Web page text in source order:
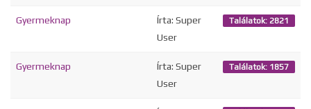
Gyermeknap
Írta: Super
User
Találatok: 2821
Gyermeknap
Írta: Super
User
Találatok: 1857